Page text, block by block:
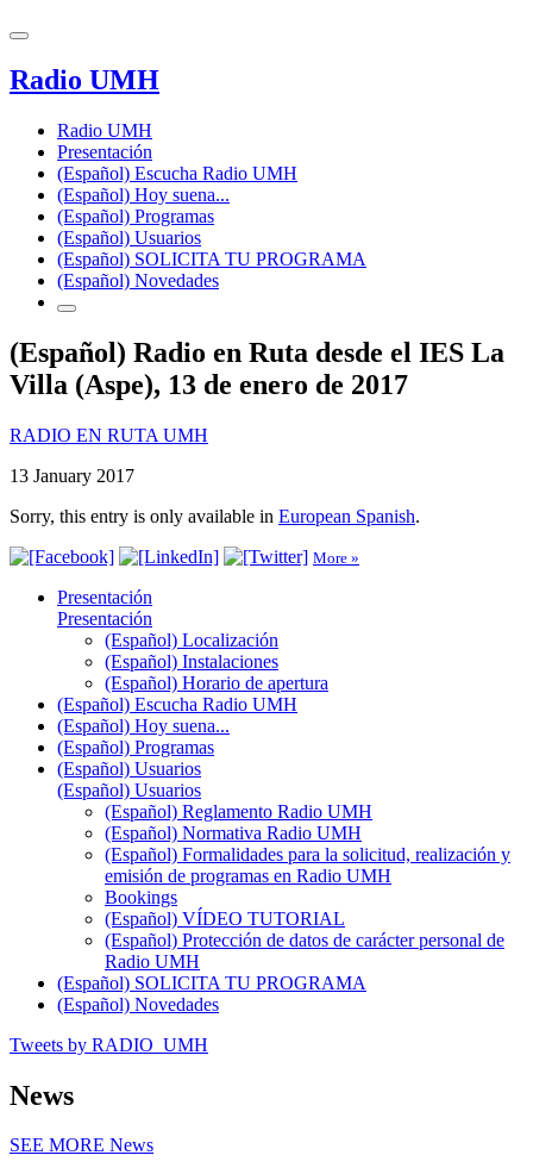
Radio UMH
Radio UMH
Presentación
(Español) Escucha Radio UMH
(Español) Hoy suena...
(Español) Programas
(Español) Usuarios
(Español) SOLICITA TU PROGRAMA
(Español) Novedades
(Español) Radio en Ruta desde el IES La
Villa (Aspe), 13 de enero de 2017
RADIO EN RUTA UMH
13 January 2017
Sorry, this entry is only available in European Spanish.
More »
Presentación
Presentación
(Español) Localización
(Español) Instalaciones
(Español) Horario de apertura
(Español) Escucha Radio UMH
(Español) Hoy suena...
(Español) Programas
(Español) Usuarios
(Español) Usuarios
(Español) Reglamento Radio UMH
(Español) Normativa Radio UMH
(Español) Formalidades para la solicitud, realización y
emisión de programas en Radio UMH
Bookings
(Español) VÍDEO TUTORIAL
(Español) Protección de datos de carácter personal de
Radio UMH
(Español) SOLICITA TU PROGRAMA
(Español) Novedades
Tweets by RADIO_UMH
News
SEE MORE News